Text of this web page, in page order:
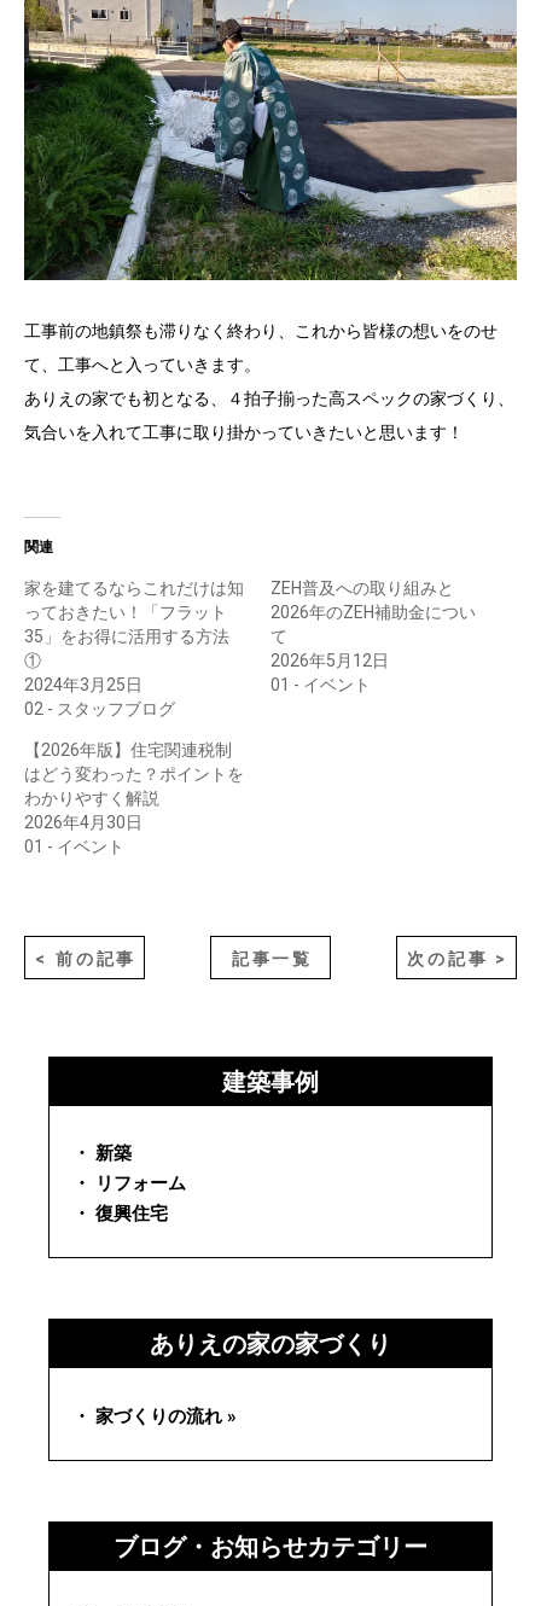
工事前の地鎮祭も滞りなく終わり、これから皆様の想いをのせ
て、工事へと入っていきます。
ありえの家でも初となる、４拍子揃った高スペックの家づくり、
気合いを入れて工事に取り掛かっていきたいと思います！
関連
家を建てるならこれだけは知
っておきたい！「フラット
35」をお得に活用する方法
①
2024年3月25日
02 - スタッフブログ
ZEH普及への取り組みと
2026年のZEH補助金につい
て
2026年5月12日
01 - イベント
【2026年版】住宅関連税制
はどう変わった？ポイントを
わかりやすく解説
2026年4月30日
01 - イベント
< 前の記事 記事一覧 次の記事 >
建築事例
・ 新築
・ リフォーム
・ 復興住宅
ありえの家の家づくり
・ 家づくりの流れ »
ブログ・お知らせカテゴリー